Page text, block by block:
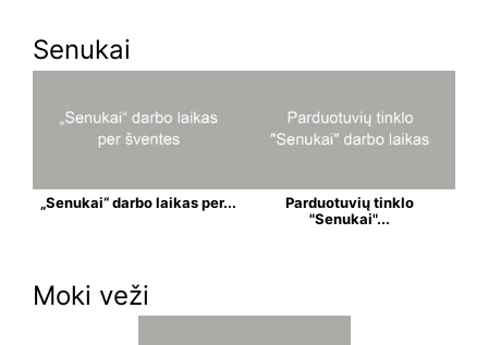
Senukai
„Senukai“ darbo laikas per...
Parduotuvių tinklo
"Senukai"...
Moki veži